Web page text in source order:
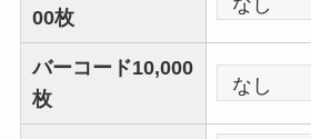
00枚
バーコード10,000
枚